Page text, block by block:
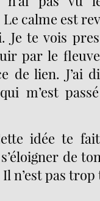
calme est
Je te vois
par le
de lien. J’ai
m’est
idée te
de
n’est pas